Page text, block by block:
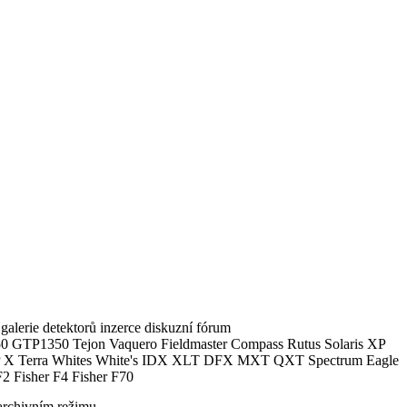
detektorů inzerce diskuzní fórum
Tejon Vaquero Fieldmaster Compass Rutus Solaris XP
Terra Whites White's IDX XLT DFX MXT QXT Spectrum Eagle
Fisher F4 Fisher F70